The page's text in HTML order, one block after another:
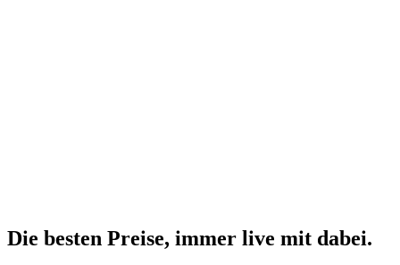
Die besten Preise, immer live mit dabei.